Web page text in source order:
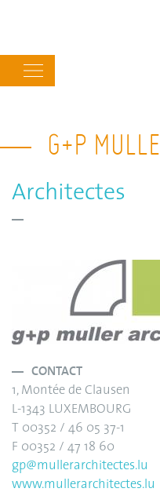
navigation
G+P
Architectes
CONTACT
1, Montée de Clausen
L-1343 LUXEMBOURG
T 00352 / 46 05 37-1
F 00352 / 47 18 60
gp@mullerarchitectes.lu
www.mullerarchitectes.lu